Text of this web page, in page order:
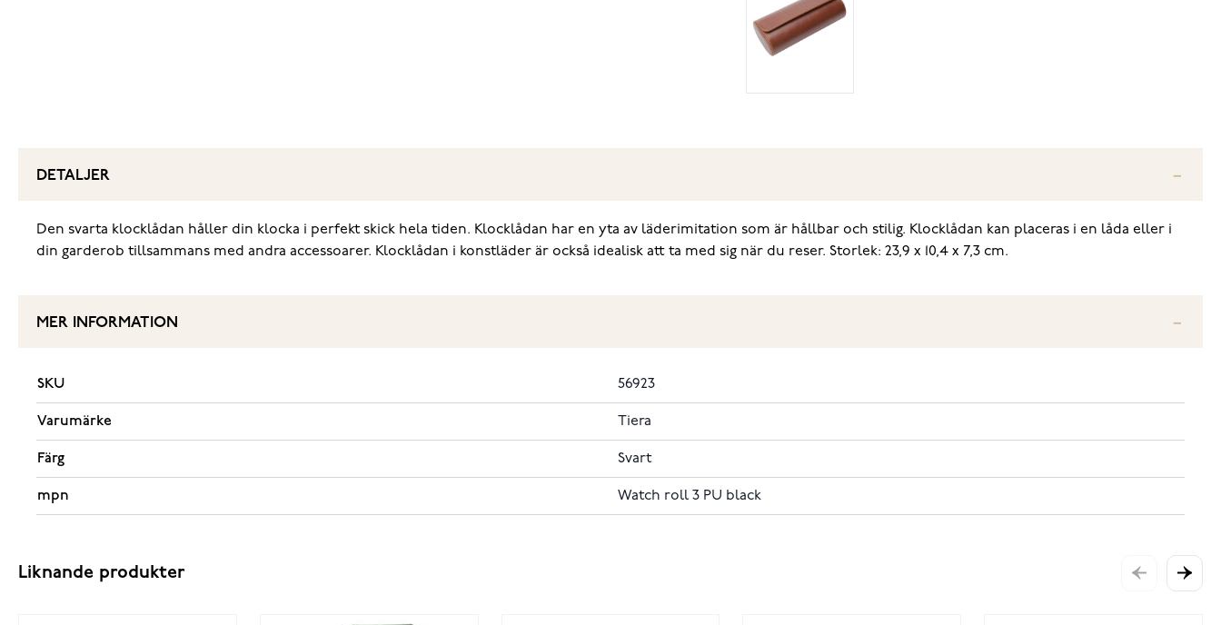
DETALJER
Den svarta klocklådan håller din klocka i perfekt skick hela tiden. Klocklådan har en yta av läderimitation som är hållbar och stilig. Klocklådan kan placeras i en låda eller i
din garderob tillsammans med andra accessoarer. Klocklådan i konstläder är också idealisk att ta med sig när du reser. Storlek: 23,9 x 10,4 x 7,3 cm.
MER INFORMATION
SKU 56923
Varumärke Tiera
Färg Svart
mpn Watch roll 3 PU black
Liknande produkter